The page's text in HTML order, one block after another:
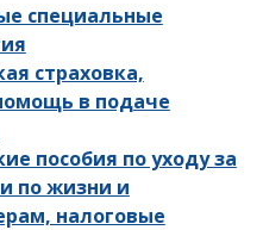
специальные
страховка,
в подаче
пособия по уходу за
по жизни и
налоговые